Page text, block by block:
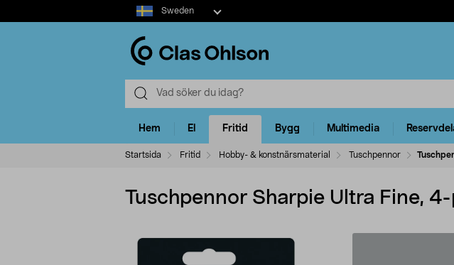
Select
market
Sweden
Hem El Fritid Bygg Multimedia
Startsida Fritid Hobby- & konstnärsmaterial Tuschpennor
Tuschpennor Sharpie Ultra Fine,